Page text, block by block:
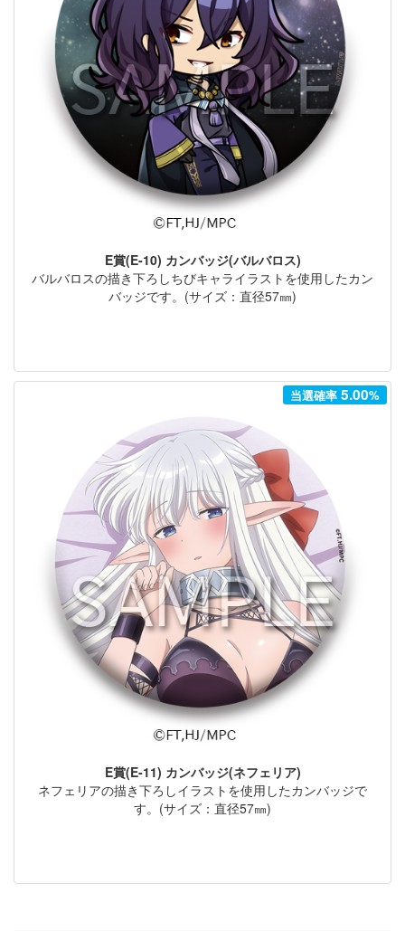
E賞(E-10) カンバッジ(バルバロス)
バルバロスの描き下ろしちびキャライラストを使用したカン
バッジです。(サイズ：直径57㎜)
当選確率5.00%
E賞(E-11) カンバッジ(ネフェリア)
ネフェリアの描き下ろしイラストを使用したカンバッジで
す。(サイズ：直径57㎜)